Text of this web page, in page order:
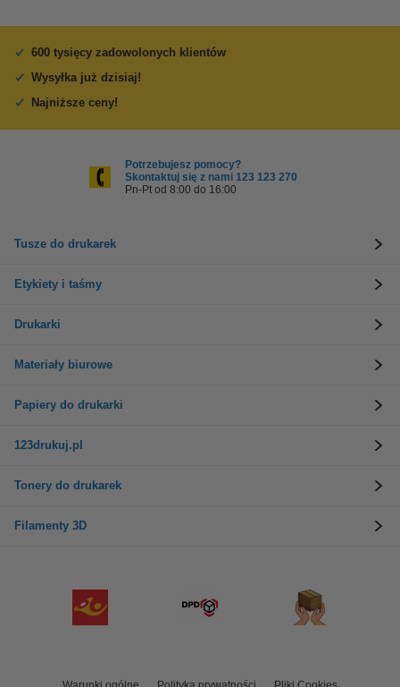
600 tysięcy zadowolonych klientów
Wysyłka już dzisiaj!
Najniższe ceny!
Potrzebujesz pomocy?
Skontaktuj się z nami 123 123 270
Pn-Pt od 8:00 do 16:00
Tusze do drukarek
Etykiety i taśmy
Drukarki
Materiały biurowe
Papiery do drukarki
123drukuj.pl
Tonery do drukarek
Filamenty 3D